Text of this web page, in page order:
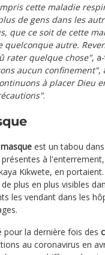
cette maladie
de gens dans les
que ce soit de cette
quelconque autre.
rater quelque chose",
aucun confinement",
à placer Dieu
.
est un tabou
à
Kikwete, en
plus en plus visibles
les vendant dans les
pour la dernière fois des
au coronavirus en